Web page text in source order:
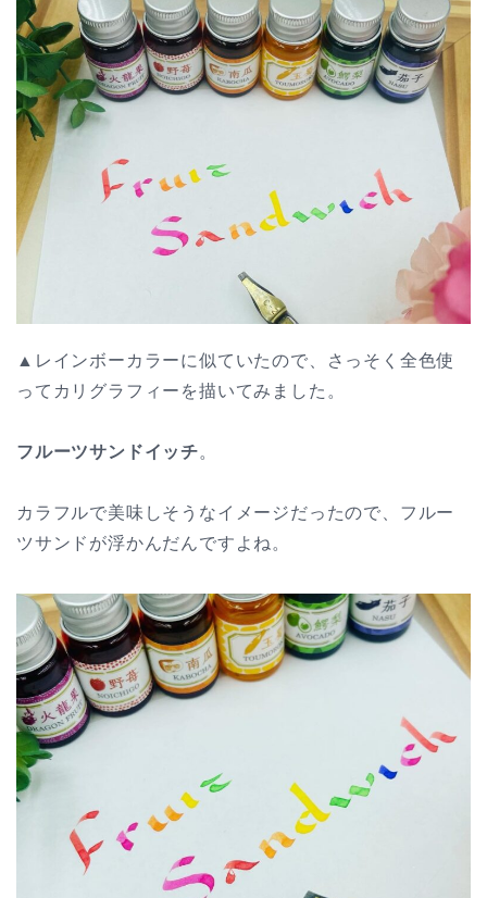
▲レインボーカラーに似ていたので、さっそく全色使
ってカリグラフィーを描いてみました。
フルーツサンドイッチ。
カラフルで美味しそうなイメージだったので、フルー
ツサンドが浮かんだんですよね。